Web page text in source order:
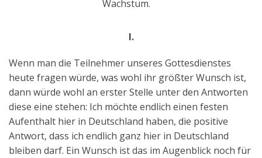
Wachstum.
I.
Wenn man die Teilnehmer unseres Gottesdienstes
heute fragen würde, was wohl ihr größter Wunsch ist,
dann würde wohl an erster Stelle unter den Antworten
diese eine stehen: Ich möchte endlich einen festen
Aufenthalt hier in Deutschland haben, die positive
Antwort, dass ich endlich ganz hier in Deutschland
bleiben darf. Ein Wunsch ist das im Augenblick noch für